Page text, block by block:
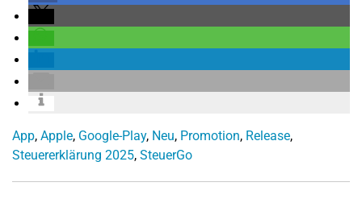
App, Apple, Google-Play, Neu, Promotion, Release,
Steuererklärung 2025, SteuerGo